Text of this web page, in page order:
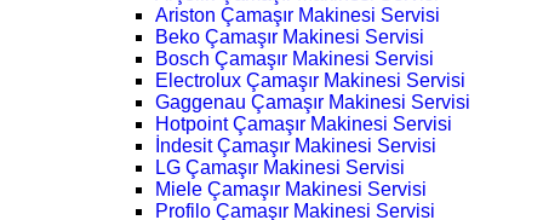
Ariston Çamaşır Makinesi Servisi
Beko Çamaşır Makinesi Servisi
Bosch Çamaşır Makinesi Servisi
Electrolux Çamaşır Makinesi Servisi
Gaggenau Çamaşır Makinesi Servisi
Hotpoint Çamaşır Makinesi Servisi
İndesit Çamaşır Makinesi Servisi
LG Çamaşır Makinesi Servisi
Miele Çamaşır Makinesi Servisi
Profilo Çamaşır Makinesi Servisi